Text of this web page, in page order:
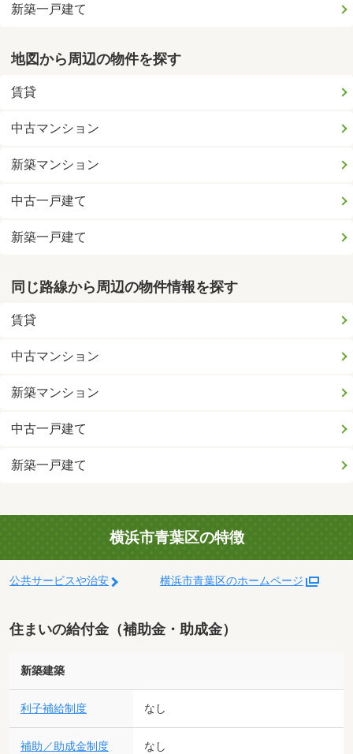
新築一戸建て
地図から周辺の物件を探す
賃貸
中古マンション
新築マンション
中古一戸建て
新築一戸建て
同じ路線から周辺の物件情報を探す
賃貸
中古マンション
新築マンション
中古一戸建て
新築一戸建て
横浜市青葉区の特徴
公共サービスや治安 横浜市青葉区のホームページ
住まいの給付金（補助金・助成金）
新築建築
利子補給制度 なし
補助／助成金制度 なし